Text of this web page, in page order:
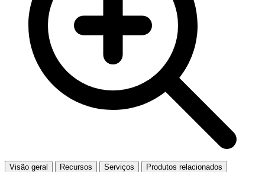
Visão geral Recursos Serviços
Produtos relacionados